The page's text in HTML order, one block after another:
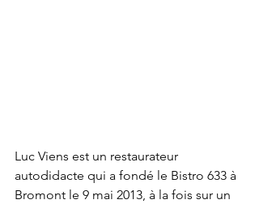
Luc Viens est un restaurateur
autodidacte qui a fondé le Bistro 633 à
Bromont le 9 mai 2013, à la fois sur un